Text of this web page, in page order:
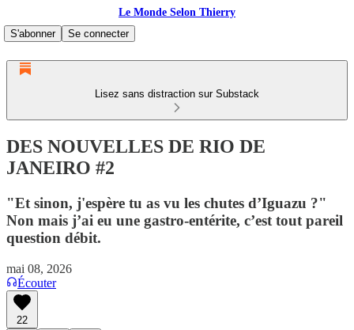
Le Monde Selon Thierry
S'abonner
Se connecter
Lisez sans distraction sur Substack
DES NOUVELLES DE RIO DE
JANEIRO #2
"Et sinon, j'espère tu as vu les chutes d’Iguazu ?"
Non mais j’ai eu une gastro-entérite, c’est tout pareil
question débit.
mai 08, 2026
Écouter
22